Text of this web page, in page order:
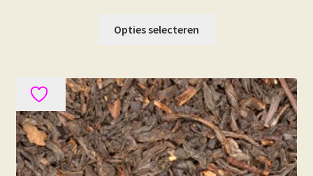
Opties selecteren
variaties.
Deze
optie
kan
gekozen